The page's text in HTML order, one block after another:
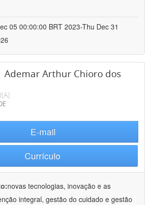
05 00:00:00 BRT 2023-Thu Dec 31
Ademar Arthur Chioro dos
E-mail
Currículo
novas tecnologias, inovação e as
integral, gestão do cuidado e gestão